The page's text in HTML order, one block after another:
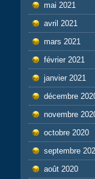
mai 2021
avril 2021
mars 2021
février 2021
janvier 2021
décembre
novembre
octobre 2020
septembre
août 2020